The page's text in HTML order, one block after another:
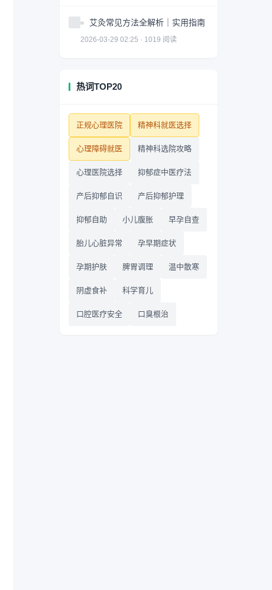
艾灸常见方法全解析｜实用指南
2026-03-29 02:25 · 1019 阅读
热词TOP20
正规心理医院 精神科就医选择
心理障碍就医 精神科选院攻略
心理医院选择 抑郁症中医疗法
产后抑郁自识 产后抑郁护理
抑郁自助 小儿腹胀 早孕自查
胎儿心脏异常 孕早期症状
孕期护肤 脾胃调理 温中散寒
阴虚食补 科学育儿
口腔医疗安全 口臭根治